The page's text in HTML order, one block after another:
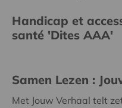
Handicap et
santé 'Dites AAA'
Samen Lezen :
Met Jouw Verhaal telt